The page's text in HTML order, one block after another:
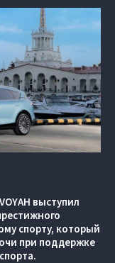
выступил
спорту, который
при поддержке